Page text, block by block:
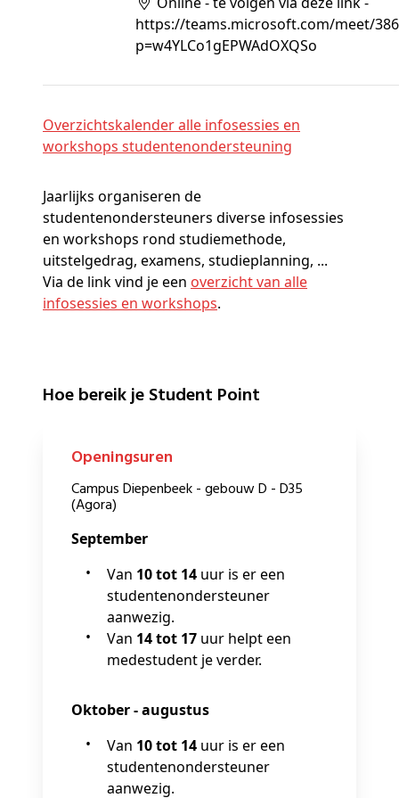
https://teams.microsoft.com/meet/
p=w4YLCo1gEPWAdOXQSo
Overzichtskalender alle infosessies en
workshops studentenondersteuning
Jaarlijks organiseren de
studentenondersteuners diverse infosessies
en workshops rond studiemethode,
uitstelgedrag, examens, studieplanning, ...
Via de link vind je een overzicht van alle
infosessies en workshops.
Hoe bereik je Student Point
Openingsuren
Campus Diepenbeek - gebouw D - D35
(Agora)
September
Van 10 tot 14 uur is er een
studentenondersteuner
aanwezig.
Van 14 tot 17 uur helpt een
medestudent je verder.
Oktober - augustus
Van 10 tot 14 uur is er een
studentenondersteuner
aanwezig.